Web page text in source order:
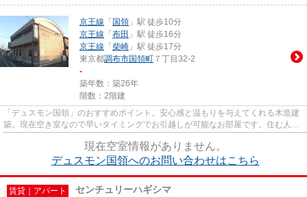
京王線 「 国領 」駅 徒歩10分
京王線 「 布田 」駅 徒歩16分
京王線 「 柴崎 」駅 徒歩17分
東京都調布市国領町 ７丁目32-2
-
築年数：築26年
階数：2階建
「デュスモン国領」のおすすめポイント。安心感と温もりを与えてくれる木造建
築。現在空き室なので早いタイミングでお引越しが可能なお部屋です。住む人の
現在空室情報がありません。
デュスモン国領へのお問い合わせはこちら
賃貸｜アパート センチュリーハギシマ